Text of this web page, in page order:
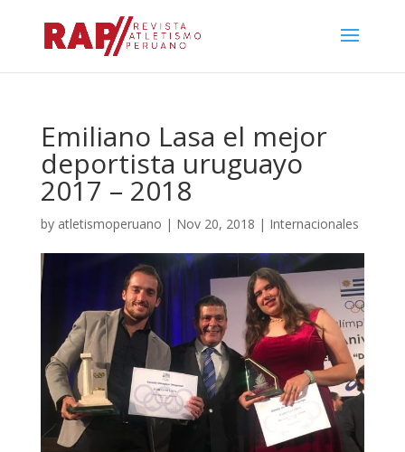
Emiliano Lasa el mejor
deportista uruguayo
2017 – 2018
by atletismoperuano | Nov 20, 2018 | Internacionales